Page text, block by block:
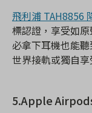
飛利浦 TAH8856
標認證，享受如
必拿下耳機也能
世界接軌或獨自
5.Apple